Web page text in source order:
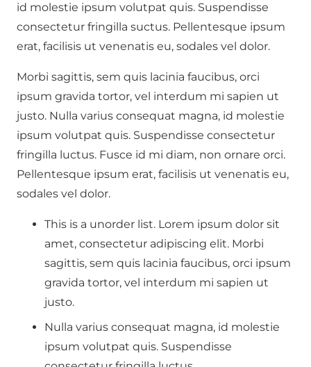
id molestie ipsum volutpat quis. Suspendisse
consectetur fringilla suctus. Pellentesque ipsum
erat, facilisis ut venenatis eu, sodales vel dolor.
Morbi sagittis, sem quis lacinia faucibus, orci
ipsum gravida tortor, vel interdum mi sapien ut
justo. Nulla varius consequat magna, id molestie
ipsum volutpat quis. Suspendisse consectetur
fringilla luctus. Fusce id mi diam, non ornare orci.
Pellentesque ipsum erat, facilisis ut venenatis eu,
sodales vel dolor.
This is a unorder list. Lorem ipsum dolor sit
amet, consectetur adipiscing elit. Morbi
sagittis, sem quis lacinia faucibus, orci ipsum
gravida tortor, vel interdum mi sapien ut
justo.
Nulla varius consequat magna, id molestie
ipsum volutpat quis. Suspendisse